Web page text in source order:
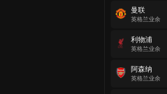
曼联
英格兰业余
利物浦
英格兰业余
阿森纳
英格兰业余